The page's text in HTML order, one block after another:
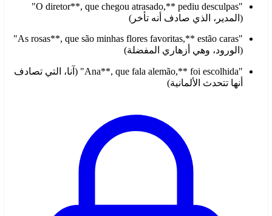
"O diretor**, que chegou atrasado,** pediu desculpas"
(المدير، الذي صادف أنه تأخر)
"As rosas**, que são minhas flores favoritas,** estão caras"
(الورود، وهي أزهاري المفضلة)
"Ana**, que fala alemão,** foi escolhida" (آنا، التي تصادف
أنها تتحدث الألمانية)